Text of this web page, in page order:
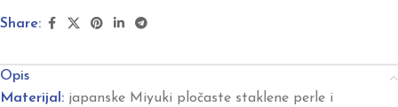
Share:
Opis
Materijal: japanske Miyuki pločaste staklene perle i